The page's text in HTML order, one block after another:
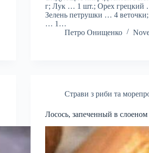
г; Лук … 1 шт.; Орех грецкий
Зелень петрушки … 4
… 1…
Петро Онищенко
Страви з риби та
Лосось, запеченный в слоеном